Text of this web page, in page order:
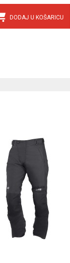
DODAJ U KOŠARICU